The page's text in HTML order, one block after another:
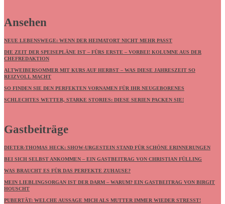
Ansehen
NEUE LEBENSWEGE: WENN DER HEIMATORT NICHT MEHR PASST
DIE ZEIT DER SPEISEPLÄNE IST – FÜRS ERSTE – VORBEI! KOLUMNE AUS DER
CHEFREDAKTION
ALTWEIBERSOMMER MIT KURS AUF HERBST – WAS DIESE JAHRESZEIT SO
REIZVOLL MACHT
SO FINDEN SIE DEN PERFEKTEN VORNAMEN FÜR IHR NEUGEBORENES
SCHLECHTES WETTER, STARKE STORIES: DIESE SERIEN PACKEN SIE!
Gastbeiträge
DIETER-THOMAS HECK: SHOW-URGESTEIN STAND FÜR SCHÖNE ERINNERUNGEN
BEI SICH SELBST ANKOMMEN – EIN GASTBEITRAG VON CHRISTIAN FÜLLING
WAS BRAUCHT ES FÜR DAS PERFEKTE ZUHAUSE?
MEIN LIEBLINGSORGAN IST DER DARM – WARUM? EIN GASTBEITRAG VON BIRGIT
HOUSCHT
PUBERTÄT: WELCHE AUSSAGE MICH ALS MUTTER IMMER WIEDER STRESST!